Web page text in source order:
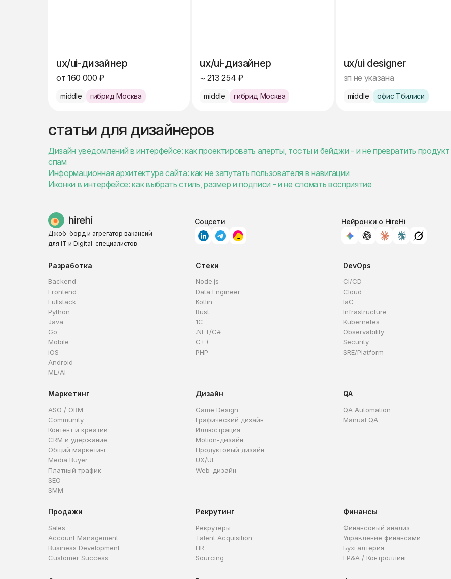
ux/ui-дизайнер
от 160 000 ₽
middle гибрид Москва
ux/ui-дизайнер
~ 213 254 ₽
middle гибрид Москва
ux/ui designer
зп не указана
middle офис Тбилиси
статьи для дизайнеров
Дизайн уведомлений в интерфейсе: как проектировать алерты, тосты и бейджи - и не превратить продукт
спам
Информационная архитектура сайта: как не запутать пользователя в навигации
Иконки в интерфейсе: как выбрать стиль, размер и подписи - и не сломать восприятие
Джоб-борд и агрегатор вакансий
для IT и Digital-специалистов
Соцсети Нейронки о HireHi
Разработка
Backend
Frontend
Fullstack
Python
Java
Go
Mobile
iOS
Android
ML/AI
Стеки
Node.js
Data Engineer
Kotlin
Rust
1C
.NET/C#
C++
PHP
DevOps
CI/CD
Cloud
IaC
Infrastructure
Kubernetes
Observability
Security
SRE/Platform
Маркетинг
ASO / ORM
Community
Контент и креатив
CRM и удержание
Общий маркетинг
Media Buyer
Платный трафик
SEO
SMM
Дизайн
Game Design
Графический дизайн
Иллюстрация
Motion-дизайн
Продуктовый дизайн
UX/UI
Web-дизайн
QA
QA Automation
Manual QA
Продажи
Sales
Account Management
Business Development
Customer Success
Рекрутинг
Рекрутеры
Talent Acquisition
HR
Sourcing
Финансы
Финансовый анализ
Управление финансами
Бухгалтерия
FP&A / Контроллинг